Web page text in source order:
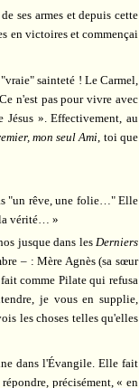
ses armes et depuis cette
en victoires et commençai
sainteté ! Le Carmel,
n'est pas pour vivre avec
Jésus ». Effectivement, au
mon seul Ami , toi que
"un rêve, une folie…" Elle
la vérité… »
jusque dans les Derniers
– : Mère Agnès (sa sœur
comme Pilate qui refusa
je vous en supplie,
les choses telles qu'elles
dans l'Évangile. Elle fait
précisément, « en